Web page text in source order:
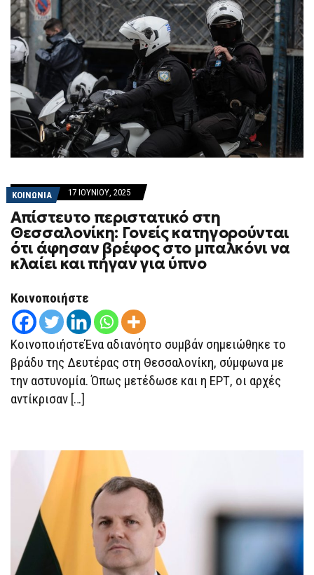
ΚΟΙΝΩΝΙΑ 17 ΙΟΥΝΊΟΥ, 2025
Απίστευτο περιστατικό στη
Θεσσαλονίκη: Γονείς κατηγορούνται
ότι άφησαν βρέφος στο μπαλκόνι να
κλαίει και πήγαν για ύπνο
Κοινοποιήστε
ΚοινοποιήστεΈνα αδιανόητο συμβάν σημειώθηκε το
βράδυ της Δευτέρας στη Θεσσαλονίκη, σύμφωνα με
την αστυνομία. Όπως μετέδωσε και η ΕΡΤ, οι αρχές
αντίκρισαν […]